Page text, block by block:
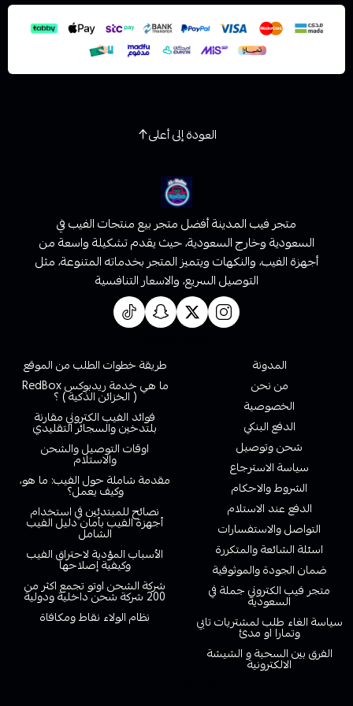
العودة إلى أعلى
متجر فيب المدينة أفضل متجر بيع منتجات الفيب في
السعودية وخارج السعودية، حيث يقدم تشكيلة واسعة من
أجهزة الفيب، والنكهات ويتميز المتجر بخدماته المتنوعة، مثل
التوصيل السريع، والاسعار التنافسية
المدونة
من نحن
الخصوصية
الدفع البنكي
شحن وتوصيل
سياسة الاسترجاع
الشروط والاحكام
الدفع عند الاستلام
التواصل والاستفسارات
اسئلة الشائعة والمتكررة
ضمان الجودة والموثوقية
متجر فيب الكتروني جملة في
السعودية
سياسة الغاء طلب لمشتريات تابي
وتمارا او مدئ
الفرق بين السحبة و الشيشة
الالكترونية
طريقة خطوات الطلب من الموقع
ما هي خدمة ريدبوكس RedBox
( الخزائن الذكية ) ؟
فوائد الفيب الكتروني مقارنة
بلتدخين والسجائر التقليدي
اوقات التوصيل والشحن
والاستلام
مقدمة شاملة حول الفيب: ما هو،
وكيف يعمل؟
نصائح للمبتدئين في استخدام
أجهزة الفيب بأمان دليل الفيب
الشامل
الأسباب المؤدية لاحتراق الفيب
وكيفية إصلاحها
شركة الشحن اوتو تجمع اكثر من
200 شركة شحن داخلية ودولية
نظام الولاء نقاط ومكافاة